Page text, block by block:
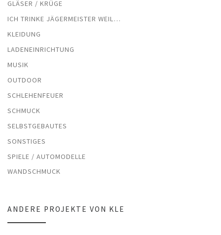
GLÄSER / KRÜGE
ICH TRINKE JÄGERMEISTER WEIL…
KLEIDUNG
LADENEINRICHTUNG
MUSIK
OUTDOOR
SCHLEHENFEUER
SCHMUCK
SELBSTGEBAUTES
SONSTIGES
SPIELE / AUTOMODELLE
WANDSCHMUCK
ANDERE PROJEKTE VON KLE